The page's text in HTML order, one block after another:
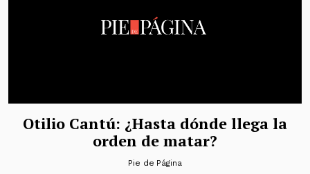
Otilio Cantú: ¿Hasta dónde llega la
orden de matar?
Pie de Página